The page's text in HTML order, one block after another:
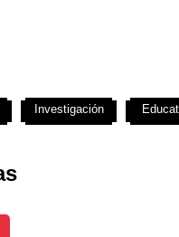
Investigación